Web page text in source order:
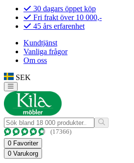
30 dagars öppet köp
Fri frakt över 10 000,-
45 års erfarenhet
Kundtjänst
Vanliga frågor
Om oss
SEK
(17366)
0 Favoriter
0 Varukorg